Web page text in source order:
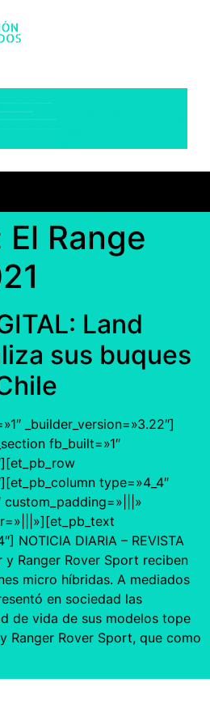
El Range
Land
sus buques
_builder_version=»3.22″]
fb_built=»1″
type=»4_4″
custom_padding=»|||»
NOTICIA DIARIA – REVISTA
y Ranger Rover Sport reciben
micro híbridas. A mediados
en sociedad las
de vida de sus modelos tope
Ranger Rover Sport, que como